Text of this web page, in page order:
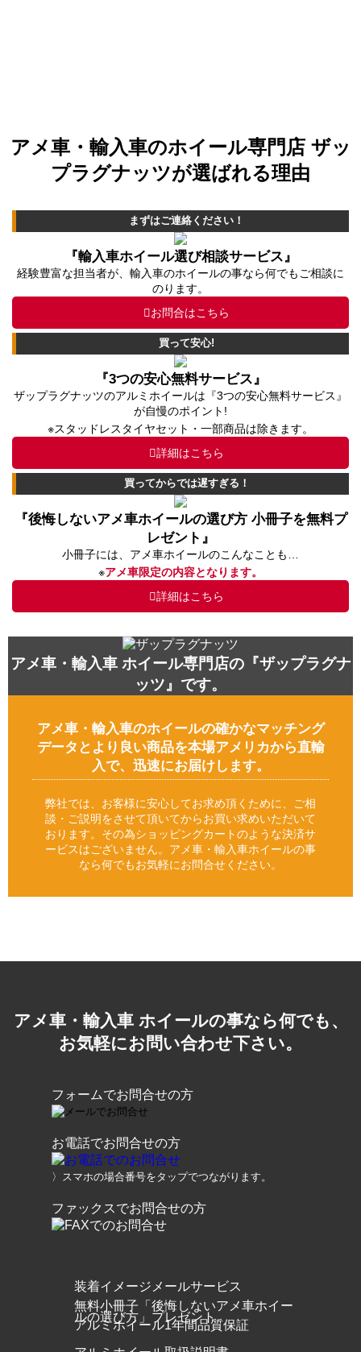
アメ車・輸入車のホイール専門店 ザッ
プラグナッツが選ばれる理由
まずはご連絡ください！
『輸入車ホイール選び相談サービス』
経験豊富な担当者が、輸入車のホイールの事なら何でもご相談に
のります。
お問合はこちら
買って安心!
『3つの安心無料サービス』
ザップラグナッツのアルミホイールは『3つの安心無料サービス』
が自慢のポイント!
※スタッドレスタイヤセット・一部商品は除きます。
詳細はこちら
買ってからでは遅すぎる！
『後悔しないアメ車ホイールの選び方 小冊子を無料プ
レゼント』
小冊子には、アメ車ホイールのこんなことも…
※アメ車限定の内容となります。
詳細はこちら
アメ車・輸入車 ホイール専門店の『ザップラグナ
ッツ』です。
アメ車・輸入車のホイールの確かなマッチング
データとより良い商品を本場アメリカから直輸
入で、迅速にお届けします。
弊社では、お客様に安心してお求め頂くために、ご相
談・ご説明をさせて頂いてからお買い求めいただいて
おります。その為ショッピングカートのような決済サ
ービスはございません。アメ車・輸入車ホイールの事
なら何でもお気軽にお問合せください。
アメ車・輸入車 ホイールの事なら何でも、
お気軽にお問い合わせ下さい。
フォームでお問合せの方
お電話でお問合せの方
〉スマホの場合番号をタップでつながります。
ファックスでお問合せの方
装着イメージメールサービス
無料小冊子「後悔しないアメ車ホイー
ルの選び方」プレゼント
アルミホイール1年間品質保証